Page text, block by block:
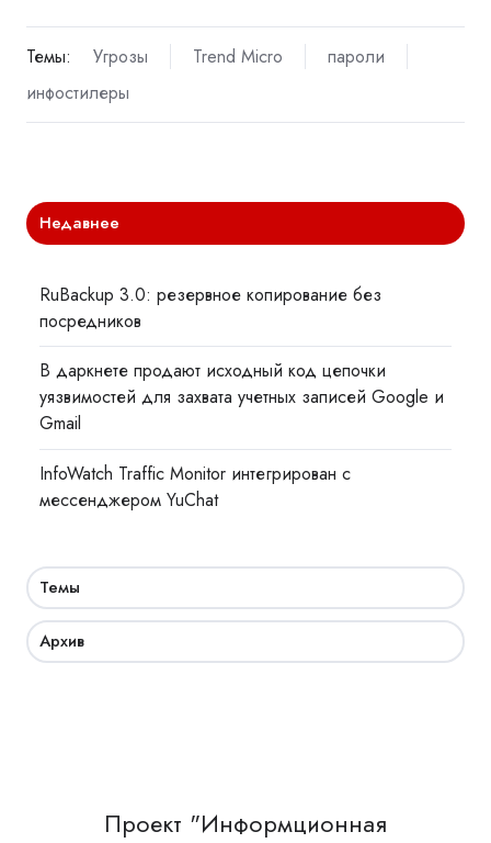
Темы: Угрозы Trend Micro
пароли
инфостилеры
Недавнее
RuBackup 3.0: резервное копирование без
посредников
В даркнете продают исходный код цепочки
уязвимостей для захвата учетных записей Google и
Gmail
InfoWatch Traffic Monitor интегрирован с
мессенджером YuChat
Темы
Архив
Проект "Информционная